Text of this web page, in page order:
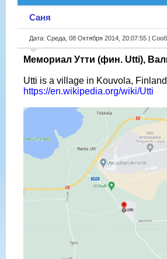
Саня
Дата: Среда, 08 Октября 2014, 20:07:55 |
Мемориал Утти (фин. Utti),
Utti is a village in Kouvola,
https://en.wikipedia.org/wiki/Utti